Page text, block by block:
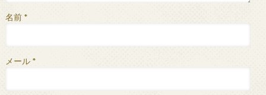
名前 *
メール *